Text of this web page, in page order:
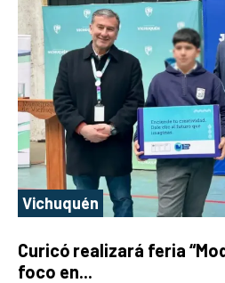
Vichuquén
Curicó realizará feria
foco en...